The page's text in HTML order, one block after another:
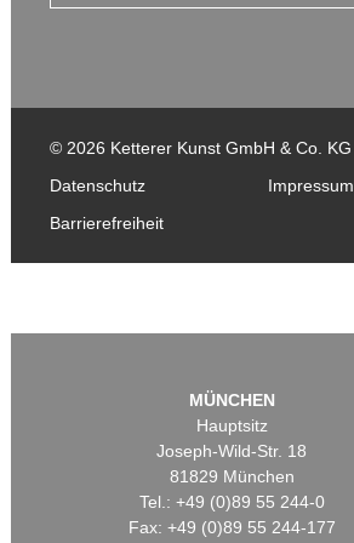
© 2026 Ketterer Kunst GmbH & Co. KG
Datenschutz
Impressum
Barrierefreiheit
MÜNCHEN
Hauptsitz
Joseph-Wild-Str. 18
81829 München
Tel.: +49 (0)89 55 244-0
Fax: +49 (0)89 55 244-177